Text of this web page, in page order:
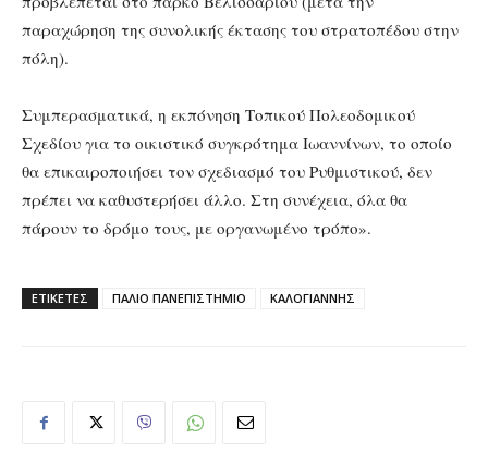
παραχώρηση της συνολικής έκτασης του στρατοπέδου στην
πόλη).
Συμπερασματικά, η εκπόνηση Τοπικού Πολεοδομικού
Σχεδίου για το οικιστικό συγκρότημα Ιωαννίνων, το οποίο
θα επικαιροποιήσει τον σχεδιασμό του Ρυθμιστικού, δεν
πρέπει να καθυστερήσει άλλο. Στη συνέχεια, όλα θα
πάρουν το δρόμο τους, με οργανωμένο τρόπο».
ΕΤΙΚΕΤΕΣ ΠΑΛΙΟ ΠΑΝΕΠΙΣΤΗΜΙΟ ΚΑΛΟΓΙΑΝΝΗΣ